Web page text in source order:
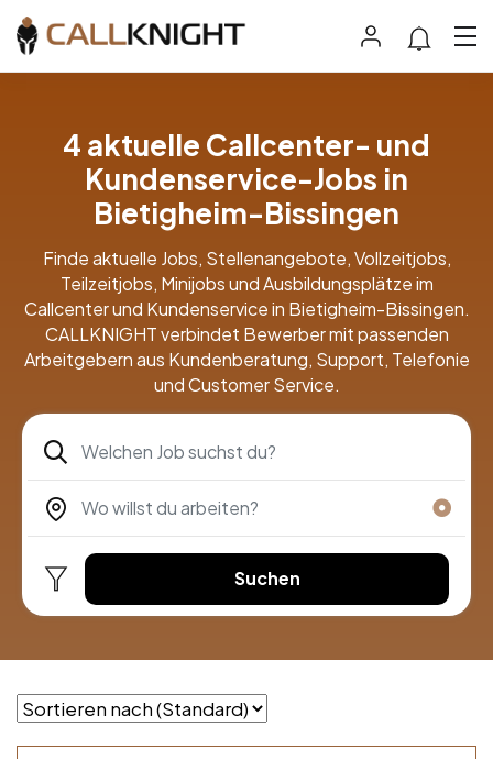
4 aktuelle Callcenter- und
Kundenservice-Jobs in
Bietigheim-Bissingen
Finde aktuelle Jobs, Stellenangebote, Vollzeitjobs,
Teilzeitjobs, Minijobs und Ausbildungsplätze im
Callcenter und Kundenservice in Bietigheim-Bissingen.
CALLKNIGHT verbindet Bewerber mit passenden
Arbeitgebern aus Kundenberatung, Support, Telefonie
und Customer Service.
Suchen